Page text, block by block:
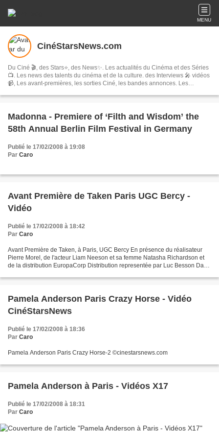
MENU
CinéStarsNews.com
Du Ciné 🎬, des Stars⭐, des News✨. Les actualités du Cinéma et des Séries
📺. Les news des talents du cinéma et de la culture. des Interviews 🎤 vidéos
📹, Les avant-premières, les sorties Ciné, les bandes annonces. Les
Madonna - Premiere of ‘Filth and Wisdom’ the
58th Annual Berlin Film Festival in Germany
Publié le 17/02/2008 à 19:08
Par Caro
Avant Première de Taken Paris UGC Bercy -
Vidéo
Publié le 17/02/2008 à 18:42
Par Caro
Avant Première de Taken, à Paris, UGC Bercy En présence du réalisateur
Pierre Morel, de l'acteur Liam Neeson et sa femme Natasha Richardson et
de la distribution EuropaCorp Distribution representée par Luc Besson Dans
Pamela Anderson Paris Crazy Horse - Vidéo
CinéStarsNews
Publié le 17/02/2008 à 18:36
Par Caro
Pamela Anderson Paris Crazy Horse-2 ©cinestarsnews.com
Pamela Anderson à Paris - Vidéos X17
Publié le 17/02/2008 à 18:31
Par Caro